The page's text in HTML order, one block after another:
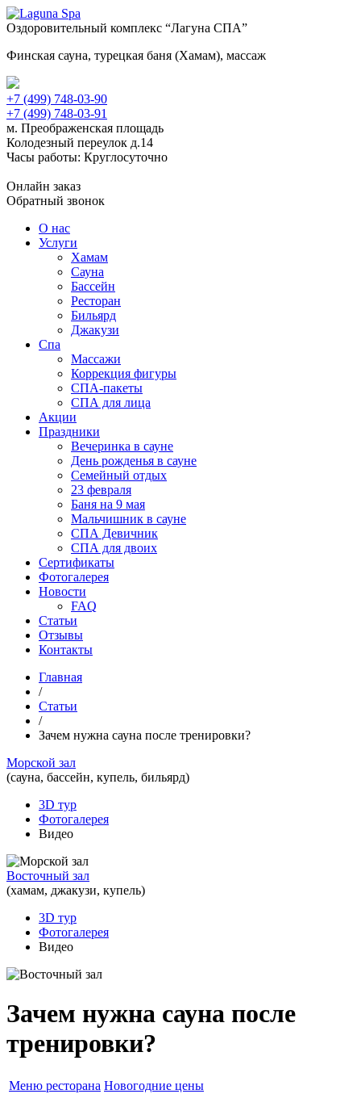
Оздоровительный комплекс “Лагуна СПА”
Финская сауна, турецкая баня (Хамам), массаж
+7 (499) 748-03-90
+7 (499) 748-03-91
м. Преображенская площадь
Колодезный переулок д.14
Часы работы: Круглосуточно
Онлайн заказ
Обратный звонок
О нас
Услуги
Хамам
Сауна
Бассейн
Ресторан
Бильярд
Джакузи
Спа
Массажи
Коррекция фигуры
СПА-пакеты
СПА для лица
Акции
Праздники
Вечеринка в сауне
День рожденья в сауне
Семейный отдых
23 февраля
Баня на 9 мая
Мальчишник в сауне
СПА Девичник
СПА для двоих
Сертификаты
Фотогалерея
Новости
FAQ
Статьи
Отзывы
Контакты
Главная
/
Статьи
/
Зачем нужна сауна после тренировки?
Морской зал
(сауна, бассейн, купель, бильярд)
3D тур
Фотогалерея
Видео
Восточный зал
(хамам, джакузи, купель)
3D тур
Фотогалерея
Видео
Зачем нужна сауна после
тренировки?
Меню ресторана Новогодние цены